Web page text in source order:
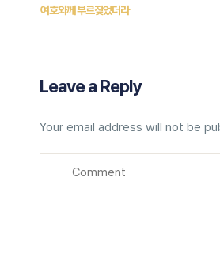
여호와께 부르짖었더라
Leave a Reply
Your email address will not be